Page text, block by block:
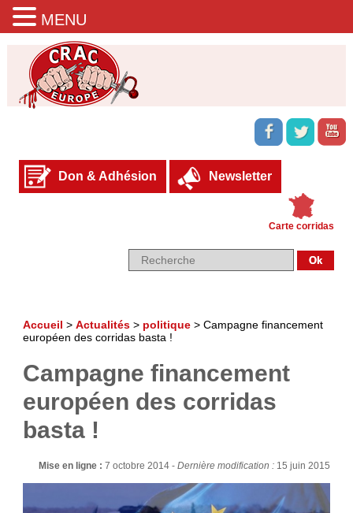
Don & Adhésion Newsletter
Carte corridas
Accueil > Actualités> politique> Campagne financement
européen des corridas basta !
Campagne financement
européen des corridas
basta !
Mise en ligne :7 octobre 2014 -Dernière modification : 15 juin 2015
MENU